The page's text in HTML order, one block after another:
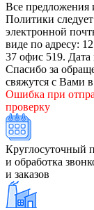
Все предложения
Политики
электронной
виде по адресу:
37 офис 519.
Спасибо за
свяжутся с Вами
Ошибка при
проверку
Круглосуточный
и обработка
и заказов